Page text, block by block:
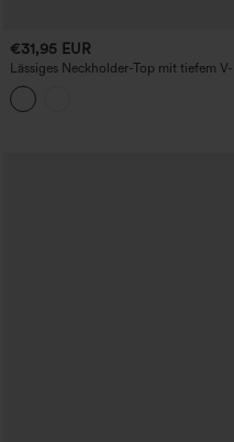
€31,95 EUR
Lässiges Neckholder-Top mit tiefem V-
Ausschnitt, rückenfrei, gerafft und mit
Kordelzug